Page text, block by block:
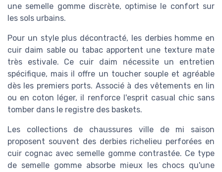
une semelle gomme discrète, optimise le confort sur
les sols urbains.
Pour un style plus décontracté, les derbies homme en
cuir daim sable ou tabac apportent une texture mate
très estivale. Ce cuir daim nécessite un entretien
spécifique, mais il offre un toucher souple et agréable
dès les premiers ports. Associé à des vêtements en lin
ou en coton léger, il renforce l'esprit casual chic sans
tomber dans le registre des baskets.
Les collections de chaussures ville de mi saison
proposent souvent des derbies richelieu perforées en
cuir cognac avec semelle gomme contrastée. Ce type
de semelle gomme absorbe mieux les chocs qu'une